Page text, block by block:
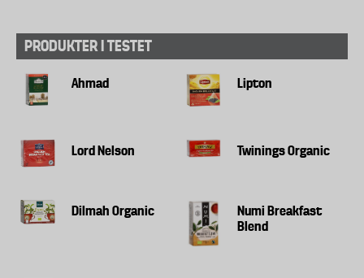
PRODUKTER I TESTET
Ahmad Lipton
Lord Nelson Twinings Organic
Dilmah Organic
Numi Breakfast
Blend